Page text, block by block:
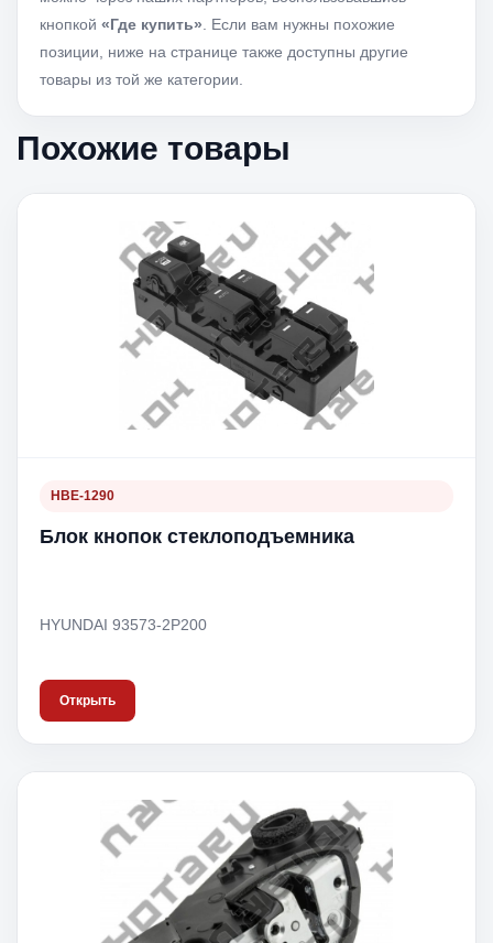
кнопкой «Где купить» . Если вам нужны похожие
позиции, ниже на странице также доступны другие
товары из той же категории.
Похожие товары
HBE-1290
Блок кнопок стеклоподъемника
HYUNDAI 93573-2P200
Открыть